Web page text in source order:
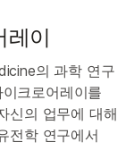
레이
의 과학 연구
크로어레이를
신의 업무에 대해
전학 연구에서